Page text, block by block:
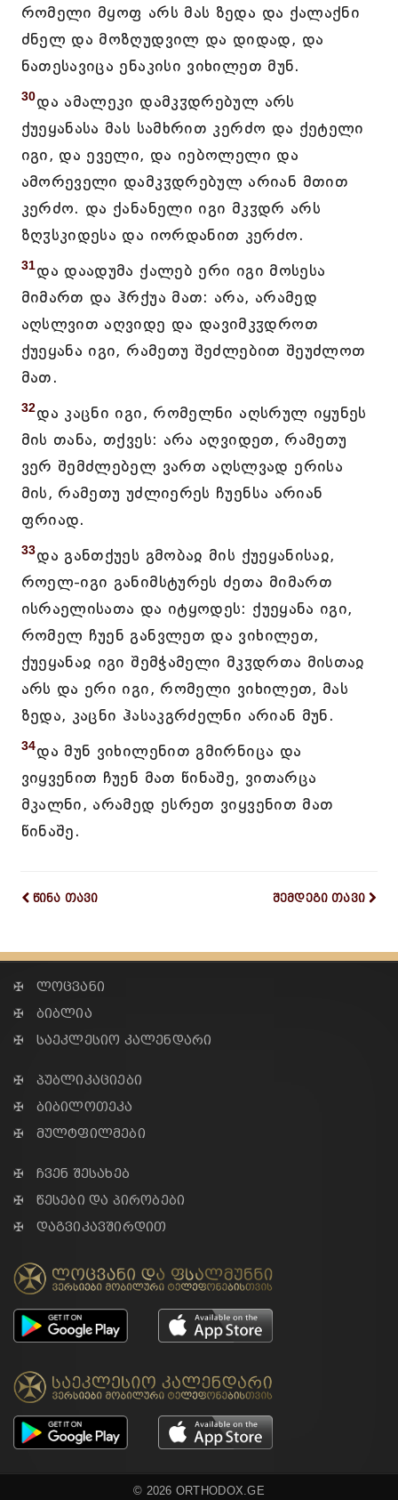
რომელი მყოფ არს მას ზედა და ქალაქნი
ძნელ და მოზღუდვილ და დიდად, და
ნათესავიცა ენაკისი ვიხილეთ მუნ.
30და ამალეკი დამკჳდრებულ არს
ქუეყანასა მას სამხრით კერძო და ქეტელი
იგი, და ეველი, და იებოლელი და
ამორეველი დამკჳდრებულ არიან მთით
კერძო. და ქანანელი იგი მკჳდრ არს
ზღჳსკიდესა და იორდანით კერძო.
31და დაადუმა ქალებ ერი იგი მოსესა
მიმართ და ჰრქუა მათ: არა, არამედ
აღსლვით აღვიდე და დავიმკჳდროთ
ქუეყანა იგი, რამეთუ შეძლებით შეუძლოთ
მათ.
32და კაცნი იგი, რომელნი აღსრულ იყუნეს
მის თანა, თქვეს: არა აღვიდეთ, რამეთუ
ვერ შემძლებელ ვართ აღსლვად ერისა
მის, რამეთუ უძლიერეს ჩუენსა არიან
ფრიად.
33და განთქუეს გმობაჲ მის ქუეყანისაჲ,
როელ-იგი განიმსტურეს ძეთა მიმართ
ისრაელისათა და იტყოდეს: ქუეყანა იგი,
რომელ ჩუენ განვლეთ და ვიხილეთ,
ქუეყანაჲ იგი შემჭამელი მკჳდრთა მისთაჲ
არს და ერი იგი, რომელი ვიხილეთ, მას
ზედა, კაცნი ჰასაკგრძელნი არიან მუნ.
34და მუნ ვიხილენით გმირნიცა და
ვიყვენით ჩუენ მათ წინაშე, ვითარცა
მკალნი, არამედ ესრეთ ვიყვენით მათ
წინაშე.
წინა თავი შემდეგი თავი
✠ ლოცვანი
✠ ბიბლია
✠ საეკლესიო კალენდარი
✠ პუბლიკაციები
✠ ბიბილოთეკა
✠ მულტფილმები
✠ ჩვენ შესახებ
✠ წესები და პირობები
✠ დაგვიკავშირდით
© 2026 ORTHODOX.GE